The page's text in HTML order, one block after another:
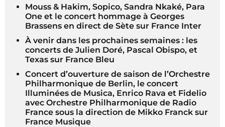
Mouss & Hakim, Sopico, Sandra Nkaké, Para
One et le concert hommage à Georges
Brassens en direct de Sète sur France Inter
À venir dans les prochaines semaines : les
concerts de Julien Doré, Pascal Obispo, et
Texas sur France Bleu
Concert d’ouverture de saison de l’Orchestre
Philharmonique de Berlin, le concert
Illuminées de Musica, Enrico Rava et Fidelio
avec Orchestre Philharmonique de Radio
France sous la direction de Mikko Franck sur
France Musique